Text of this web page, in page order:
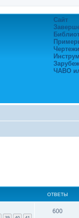
Сайт
ЧАВО
ОТВЕТЫ
600